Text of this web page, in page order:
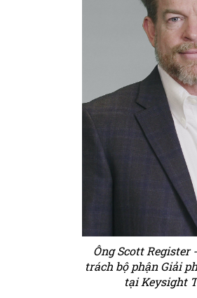
Ông Scott Register
trách bộ phận Giải
tại Keysight